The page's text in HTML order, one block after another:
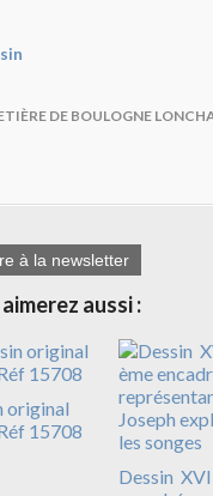
DE BOULOGNE
à la newsletter
aussi :
original
15708
Dessin